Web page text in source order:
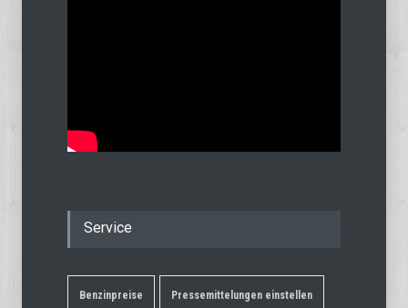
Service
Benzinpreise Pressemittelungen einstellen